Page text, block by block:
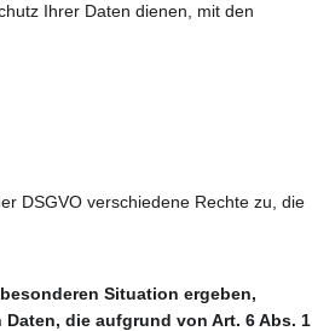
Ihrer Daten dienen, mit den
DSGVO verschiedene Rechte zu, die
Situation ergeben,
die aufgrund von Art. 6 Abs. 1